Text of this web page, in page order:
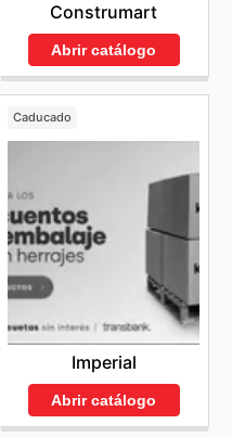
Construmart
Abrir catálogo
Caducado
Imperial
Abrir catálogo